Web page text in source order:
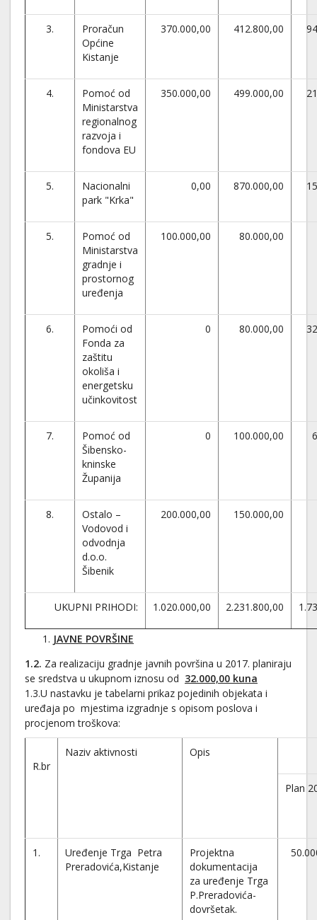
3.
Proračun
Općine
Kistanje
370.000,00 412.800,00
4.
Pomoć od
Ministarstva
regionalnog
razvoja i
fondova EU
350.000,00 499.000,00
5.
Nacionalni
park "Krka"
0,00 870.000,00
5.
Pomoć od
Ministarstva
gradnje i
prostornog
uređenja
100.000,00 80.000,00
6.
Pomoći od
Fonda za
zaštitu
okoliša i
energetsku
učinkovitost
0 80.000,00
7.
Pomoć od
Šibensko-
kninske
Županija
0 100.000,00
8.
Ostalo –
Vodovod i
odvodnja
d.o.o.
Šibenik
200.000,00 150.000,00
UKUPNI PRIHODI: 1.020.000,00 2.231.800,00
JAVNE POVRŠINE
1.2. Za realizaciju gradnje javnih površina u 2017. planiraju
se sredstva u ukupnom iznosu od 32.000,00 kuna
1.3.U nastavku je tabelarni prikaz pojedinih objekata i
uređaja po mjestima izgradnje s opisom poslova i
procjenom troškova:
R.br
Naziv aktivnosti Opis
Plan
1.
Uređenje Trga Petra
Preradovića,Kistanje
Projektna
dokumentacija
za uređenje Trga
P.Preradovića-
dovršetak.